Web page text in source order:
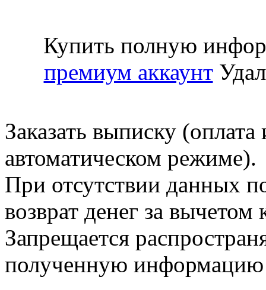
Купить полную
премиум аккаунт
Заказать выписку
автоматическом режиме).
При отсутствии данных
возврат денег за
Запрещается
полученную информацию